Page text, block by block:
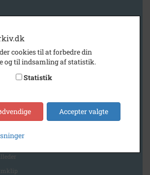
Arkiv
cookies til at forbedre din
og til indsamling af statistik.
Statistik
Accepter valgte